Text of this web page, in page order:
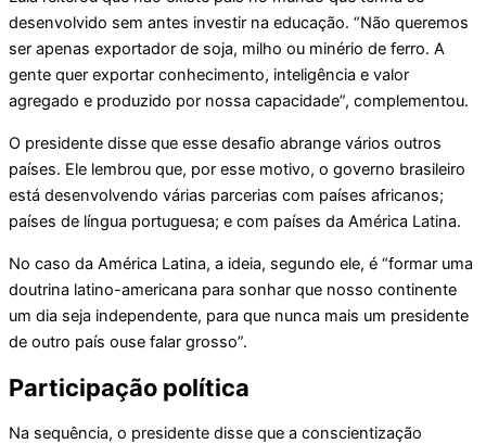
desenvolvido sem antes investir na educação. “Não queremos
ser apenas exportador de soja, milho ou minério de ferro. A
gente quer exportar conhecimento, inteligência e valor
agregado e produzido por nossa capacidade”, complementou.
O presidente disse que esse desafio abrange vários outros
países. Ele lembrou que, por esse motivo, o governo brasileiro
está desenvolvendo várias parcerias com países africanos;
países de língua portuguesa; e com países da América Latina.
No caso da América Latina, a ideia, segundo ele, é “formar uma
doutrina latino-americana para sonhar que nosso continente
um dia seja independente, para que nunca mais um presidente
de outro país ouse falar grosso”.
Participação política
Na sequência, o presidente disse que a conscientização